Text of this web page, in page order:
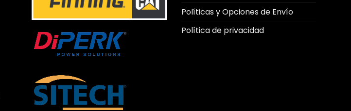
Políticas y Opciones de Envío
Política de privacidad